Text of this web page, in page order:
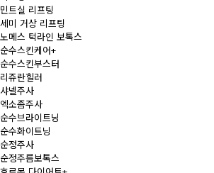
민트실 리프팅
세미 거상 리프팅
노메스 턱라인 보톡스
순수스킨케어+
순수스킨부스터
리쥬란힐러
샤넬주사
엑소좀주사
순수브라이트닝
순수화이트닝
순정주사
순정주름보톡스